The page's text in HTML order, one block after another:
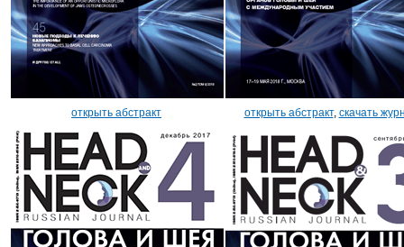
открыть абстракт открыть абстракт, скачать